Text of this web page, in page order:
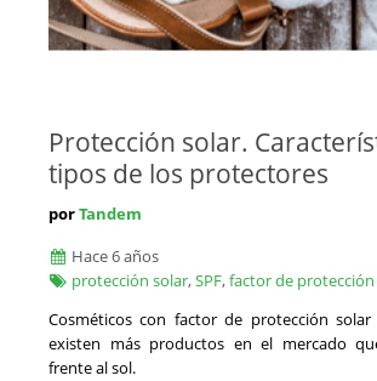
Protección solar.
tipos de los protectores
porTandem
Hace 6 años
protección solar,SPF,factor de protección
Cosméticos con factor de protección solar
existen más productos en el mercado
frente al sol.